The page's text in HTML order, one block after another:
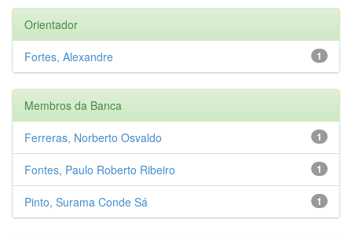
Orientador
1
Fortes, Alexandre
Membros da Banca
1
Ferreras, Norberto Osvaldo
1
Fontes, Paulo Roberto Ribeiro
1
Pinto, Surama Conde Sá